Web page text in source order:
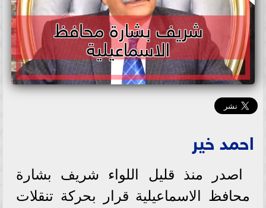
شريف بشارة محافظ
الاسماعيلية
احمد خير
اصدر منذ قليل اللواء شريف بشارة
محافظ الاسماعيلية قرار بحركة تنقلات